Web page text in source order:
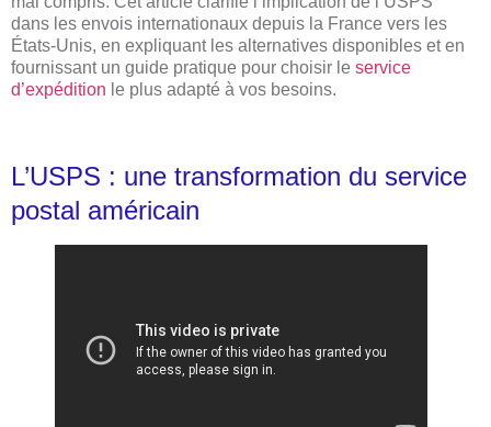
dans les envois internationaux depuis la France vers les
États-Unis, en expliquant les alternatives disponibles et en
fournissant un guide pratique pour choisir le service
d’expédition le plus adapté à vos besoins.
L’USPS : une transformation du service
postal américain